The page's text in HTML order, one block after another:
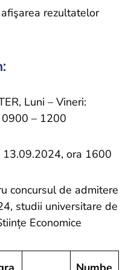
rezultatelor
Luni – Vineri:
– 1200
ora 1600
concursul de admitere
studii universitare de
Economice